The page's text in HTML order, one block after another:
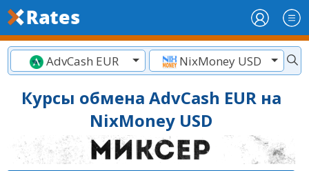
AdvCash EUR NixMoney USD
Курсы обмена AdvCash EUR на
NixMoney USD